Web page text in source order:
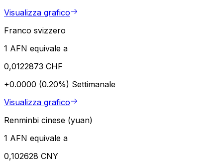
Visualizza grafico
Franco svizzero
1 AFN equivale a
0,0122873 CHF
+0.0000 (0.20%) Settimanale
Visualizza grafico
Renminbi cinese (yuan)
1 AFN equivale a
0,102628 CNY